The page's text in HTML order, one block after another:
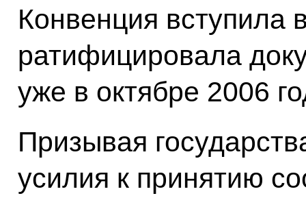
Конвенция вступила
ратифицировала
уже в октябре 2006
Призывая
усилия к принятию